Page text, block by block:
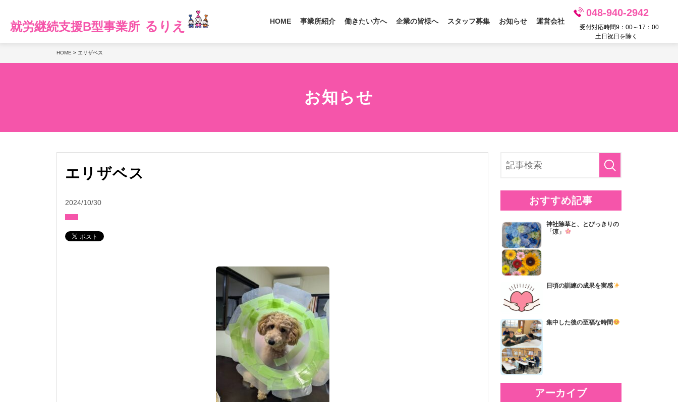
就労継続支援B型事業所 るりえ HOME 事業所紹介 働きたい方へ 企業の皆様へ スタッフ募集 お知らせ 運営会社
048-940-2942
受付対応時間9：00～17：00
土日祝日を除く
HOME > エリザベス
お知らせ
エリザベス
2024/10/30 おすすめ記事
神社除草と、とびっきりの
「涼」
日頃の訓練の成果を実感
集中した後の至福な時間
アーカイブ